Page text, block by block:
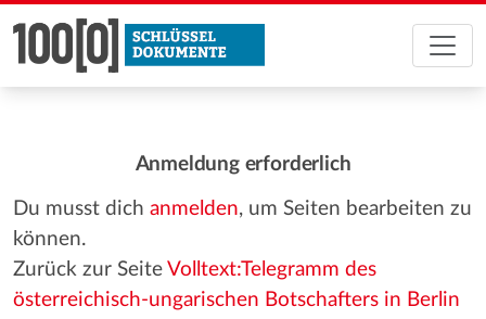
Anmeldung erforderlich
Du musst dich anmelden, um Seiten bearbeiten zu
können.
Zurück zur Seite Volltext:Telegramm des
österreichisch-ungarischen Botschafters in Berlin